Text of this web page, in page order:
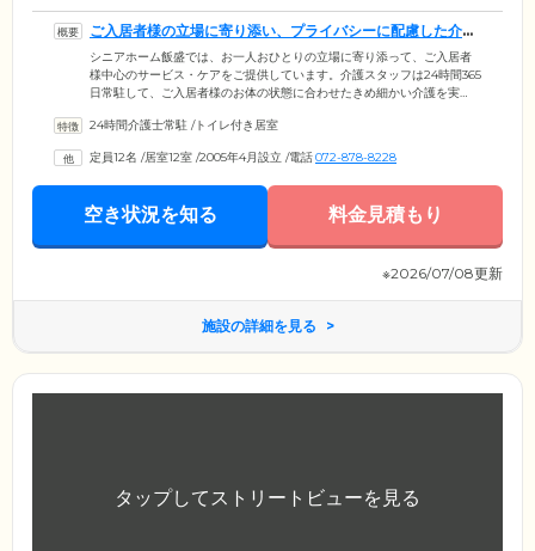
ご入居者様の立場に寄り添い、プライバシーに配慮した介護
を行います
シニアホーム飯盛では、お一人おひとりの立場に寄り添って、ご入居者
様中心のサービス・ケアをご提供しています。介護スタッフは24時間365
日常駐して、ご入居者様のお体の状態に合わせたきめ細かい介護を実
意向に沿ったケアをご提供します。付き添いが不要な方には安全確認の
い。医療体制については、看護師は日中に常駐し、バイタル測定やかか
りつけ医との連携でご入居者様の健康管理を実施。ご希望の方には週2
24時間介護士常駐 /トイレ付き居室
定員12名 /居室12室 /2005年4月設立 /電話072-878-8228
空き状況を知る 料金見積もり
※2026/07/08更新
施設の詳細を見る